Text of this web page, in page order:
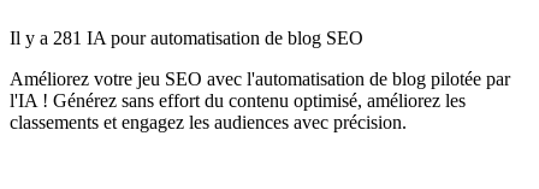
Il y a 281 IA pour automatisation de blog SEO
Améliorez votre jeu SEO avec l'automatisation de blog pilotée par
l'IA ! Générez sans effort du contenu optimisé, améliorez les
classements et engagez les audiences avec précision.